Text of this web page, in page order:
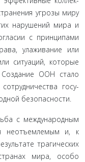
угрозы миру
нарушений мира и
с принципами
улаживание или
ситуаций, которые
ООН стало
госу­
безопасности.
с международ­ным
неотъемлемым и, к
трагических
мира, особо